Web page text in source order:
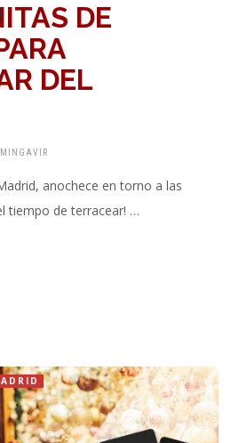
DE
DEL
anochece en torno a las
tiempo de terracear! …